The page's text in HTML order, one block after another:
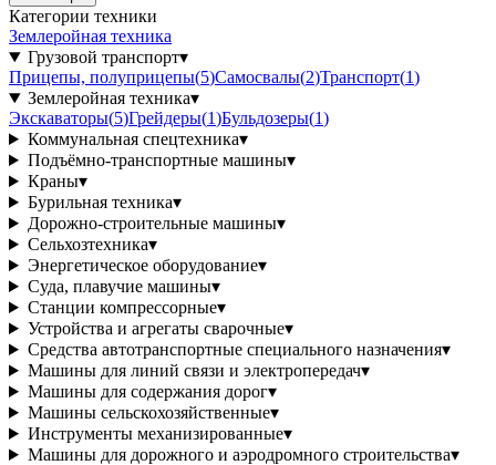
Категории техники
Землеройная техника
Грузовой транспорт▾
Прицепы, полуприцепы(5)Самосвалы(2)Транспорт(1)
Землеройная техника▾
Экскаваторы(5)Грейдеры(1)Бульдозеры(1)
Коммунальная спецтехника▾
Подъёмно-транспортные машины▾
Краны▾
Бурильная техника▾
Дорожно-строительные машины▾
Сельхозтехника▾
Энергетическое оборудование▾
Суда, плавучие машины▾
Станции компрессорные▾
Устройства и агрегаты сварочные▾
Средства автотранспортные специального назначения▾
Машины для линий связи и электропередач▾
Машины для содержания дорог▾
Машины сельскохозяйственные▾
Инструменты механизированные▾
Машины для дорожного и аэродромного строительства▾